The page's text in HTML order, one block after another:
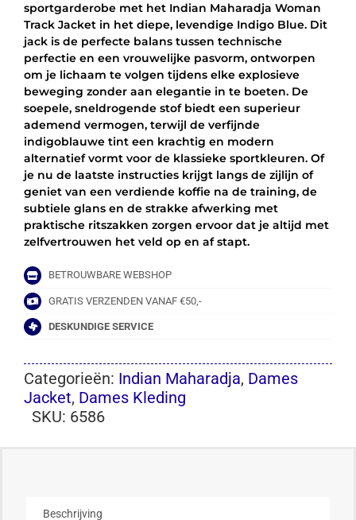
INDIGO
BLUE
aantal
sportgarderobe met het Indian Maharadja Woman
Track Jacket in het diepe, levendige Indigo Blue. Dit
jack is de perfecte balans tussen technische
perfectie en een vrouwelijke pasvorm, ontworpen
om je lichaam te volgen tijdens elke explosieve
beweging zonder aan elegantie in te boeten. De
soepele, sneldrogende stof biedt een superieur
ademend vermogen, terwijl de verfijnde
indigoblauwe tint een krachtig en modern
alternatief vormt voor de klassieke sportkleuren. Of
je nu de laatste instructies krijgt langs de zijlijn of
geniet van een verdiende koffie na de training, de
subtiele glans en de strakke afwerking met
praktische ritszakken zorgen ervoor dat je altijd met
zelfvertrouwen het veld op en af stapt.
BETROUWBARE WEBSHOP
GRATIS VERZENDEN VANAF €50,-
DESKUNDIGE SERVICE
Categorieën: Indian Maharadja, Dames
Jacket, Dames Kleding
SKU: 6586
Beschrijving